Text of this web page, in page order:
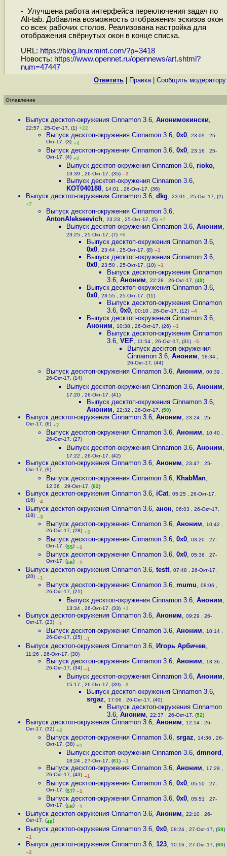
- Улучшена работа интерфейса переключения задач по
Alt-tab. Добавлна возможность отображения эскизов окон
со всех рабочих столов. Реализована настройка для
отображения свёрнутых окон в конце списка.
URL: https://blog.linuxmint.com/?p=3418
Новость: https://www.opennet.ru/opennews/art.shtml?
num=47447
Ответить Правка| Cообщить модератору
Оглавление
Выпуск десктоп-окружения Cinnamon 3.6, Анонимокински,
22:57 , 25-Окт-17, (1) +22
Выпуск десктоп-окружения Cinnamon 3.6, 0x0, 23:09 , 25-
Окт-17, (3) +4
Выпуск десктоп-окружения Cinnamon 3.6, 0x0, 23:16 , 25-
Окт-17, (4) +2
Выпуск десктоп-окружения Cinnamon 3.6, rioko,
13:39 , 26-Окт-17, (35) –2
Выпуск десктоп-окружения Cinnamon 3.6,
KOT040188, 14:01 , 26-Окт-17, (36)
Выпуск десктоп-окружения Cinnamon 3.6, dkg, 23:01 , 25-Окт-17, (2)
+7
Выпуск десктоп-окружения Cinnamon 3.6,
AntonAlekseevich, 23:23 , 25-Окт-17, (5) +7
Выпуск десктоп-окружения Cinnamon 3.6, Аноним,
23:25 , 25-Окт-17, (7) +6
Выпуск десктоп-окружения Cinnamon 3.6,
0x0, 23:44 , 25-Окт-17, (8) –1
Выпуск десктоп-окружения Cinnamon 3.6,
0x0, 23:50 , 25-Окт-17, (10) –1
Выпуск десктоп-окружения Cinnamon
3.6, Аноним, 22:28 , 26-Окт-17, (49)
Выпуск десктоп-окружения Cinnamon 3.6,
0x0, 23:55 , 25-Окт-17, (11)
Выпуск десктоп-окружения Cinnamon
3.6, 0x0, 00:10 , 26-Окт-17, (12) –4
Выпуск десктоп-окружения Cinnamon 3.6,
Аноним, 10:38 , 26-Окт-17, (26) –1
Выпуск десктоп-окружения Cinnamon
3.6, VEF, 11:54 , 26-Окт-17, (31) –5
Выпуск десктоп-окружения
Cinnamon 3.6, Аноним, 18:34 ,
26-Окт-17, (44)
Выпуск десктоп-окружения Cinnamon 3.6, Аноним, 00:39 ,
26-Окт-17, (14)
Выпуск десктоп-окружения Cinnamon 3.6, Аноним,
17:20 , 26-Окт-17, (41)
Выпуск десктоп-окружения Cinnamon 3.6,
Аноним, 22:32 , 26-Окт-17, (50)
Выпуск десктоп-окружения Cinnamon 3.6, Аноним, 23:24 , 25-
Окт-17, (6) +7
Выпуск десктоп-окружения Cinnamon 3.6, Аноним, 10:40 ,
26-Окт-17, (27)
Выпуск десктоп-окружения Cinnamon 3.6, Аноним,
17:22 , 26-Окт-17, (42)
Выпуск десктоп-окружения Cinnamon 3.6, Аноним, 23:47 , 25-
Окт-17, (9)
Выпуск десктоп-окружения Cinnamon 3.6, KhabMan,
12:36 , 29-Окт-17, (62)
Выпуск десктоп-окружения Cinnamon 3.6, iCat, 05:25 , 26-Окт-17,
(16) –4
Выпуск десктоп-окружения Cinnamon 3.6, анон, 06:03 , 26-Окт-17,
(18) –3
Выпуск десктоп-окружения Cinnamon 3.6, Аноним, 10:42 ,
26-Окт-17, (28) +3
Выпуск десктоп-окружения Cinnamon 3.6, 0x0, 03:20 , 27-
Окт-17, (55) –1
Выпуск десктоп-окружения Cinnamon 3.6, 0x0, 05:36 , 27-
Окт-17, (56) –1
Выпуск десктоп-окружения Cinnamon 3.6, testt, 07:48 , 26-Окт-17,
(20) –1
Выпуск десктоп-окружения Cinnamon 3.6, mumu, 08:06 ,
26-Окт-17, (21)
Выпуск десктоп-окружения Cinnamon 3.6, Аноним,
13:34 , 26-Окт-17, (33) +1
Выпуск десктоп-окружения Cinnamon 3.6, Аноним, 09:29 , 26-
Окт-17, (23) –1
Выпуск десктоп-окружения Cinnamon 3.6, Аноним, 10:14 ,
26-Окт-17, (25) –1
Выпуск десктоп-окружения Cinnamon 3.6, Игорь Арбичев,
11:26 , 26-Окт-17, (30)
Выпуск десктоп-окружения Cinnamon 3.6, Аноним, 13:36 ,
26-Окт-17, (34) –1
Выпуск десктоп-окружения Cinnamon 3.6, Аноним,
15:17 , 26-Окт-17, (39) –2
Выпуск десктоп-окружения Cinnamon 3.6,
srgaz, 17:06 , 26-Окт-17, (40)
Выпуск десктоп-окружения Cinnamon
3.6, Аноним, 22:37 , 26-Окт-17, (52)
Выпуск десктоп-окружения Cinnamon 3.6, Аноним, 12:14 , 26-
Окт-17, (32) +2
Выпуск десктоп-окружения Cinnamon 3.6, srgaz, 14:36 , 26-
Окт-17, (38) +1
Выпуск десктоп-окружения Cinnamon 3.6, dmnord ,
18:24 , 27-Окт-17, (61) –1
Выпуск десктоп-окружения Cinnamon 3.6, Аноним, 17:28 ,
26-Окт-17, (43) –1
Выпуск десктоп-окружения Cinnamon 3.6, 0x0, 05:50 , 27-
Окт-17, (57) –1
Выпуск десктоп-окружения Cinnamon 3.6, 0x0, 05:51 , 27-
Окт-17, (58) –1
Выпуск десктоп-окружения Cinnamon 3.6, Аноним, 22:10 , 26-
Окт-17, (46)
Выпуск десктоп-окружения Cinnamon 3.6, 0x0, 08:24 , 27-Окт-17, (59)
–1
Выпуск десктоп-окружения Cinnamon 3.6, 123, 10:16 , 27-Окт-17, (60)
–2